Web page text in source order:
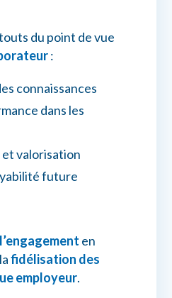
du point de vue
:
connaissances
dans les
et valorisation
future
en
fidélisation des
employeur.